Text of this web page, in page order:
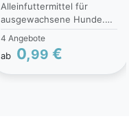
Leber
Alleinfuttermittel für
ausgewachsene Hunde.
Cesar Zarte
Fleischstückchen gibt es
in sieben köstlichen
Sorten. Der hohe
4 Angebote
ab 0,99 €